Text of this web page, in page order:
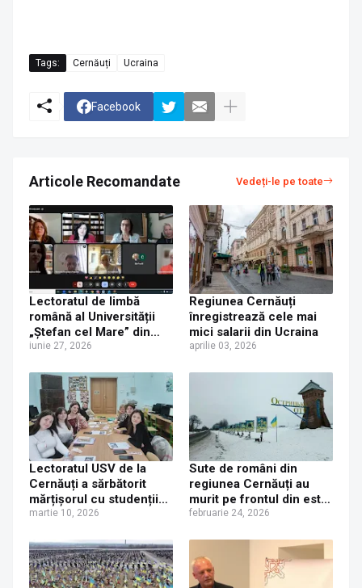
Tags: Cernăuți Ucraina
Facebook
Articole Recomandate Vedeți-le pe toate
Lectoratul de limbă
română al Universității
„Ștefan cel Mare” din
Suceava, găzduit de
Cernăuți, partener în
organizarea colocviului
internațional
„Interferențe lingvistice
și culturale la Cernăuți și
în lume”
iunie 27, 2026
Regiunea Cernăuți
înregistrează cele mai
mici salarii din Ucraina
aprilie 03, 2026
Lectoratul USV de la
Cernăuți a sărbătorit
mărțișorul cu studenții
ucraineni. Incursiune
simboluri, prietenie și
începuturi de primăvară
martie 10, 2026
Sute de români din
regiunea Cernăuți au
murit pe frontul din estul
Ucrainei. Ziarul
publicat numele
februarie 24, 2026